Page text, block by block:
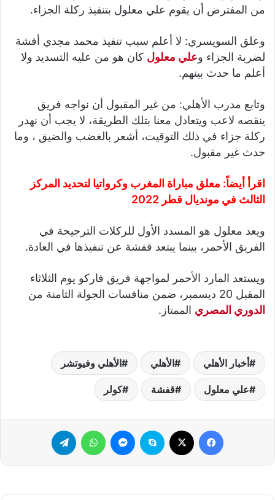
من المفترض أن يقوم علي معلول بتنفيذ ركلة الجزاء.
وعلق السويسري: لا أعلم سبب تنفيذ محمد مجدي أفشة
لضربة الجزاء وعلي معلول كان هو من عليه التسديد ولا
أعلم ما حدث بينهم.
وتابع مدرب الأهلي: ‫من غير المقبول أن نواجه فريق
ينقصه لاعب ويتعادل معنا بتلك الطريقة، لا يجب أن نهدر
ركلة جزاء في ذلك التوقيت، أشعر بالغضب والضيق ، وما
حدث غير مقبول.
اقرأ أيضاً: معلق مباراة المغرب وكرواتيا لتحديد المركز
الثالث في مونديال قطر 2022
ويعد معلول هو المسدد الأول للركلات الترجيحة في
الفريق الأحمر، بينما يبتعد قفشة عن تنفيذها في العادة.
ويستعد المارد الأحمر لمواجهة فريق فاركو يوم الثلاثاء
المقبل 20 ديسمبر، ضمن منافسات الجولة الثامنة من
الدوري المصري الممتاز.
أخبار الأهلي الأهلي الأهلي وفيوتشر
علي معلول قفشة كولر
فيسبوك سكايب ماسنجر واتساب